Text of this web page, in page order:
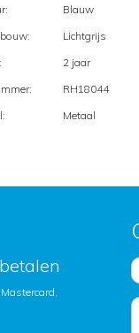
Blauw
Lichtgrijs
2 jaar
RH18044
Metaal